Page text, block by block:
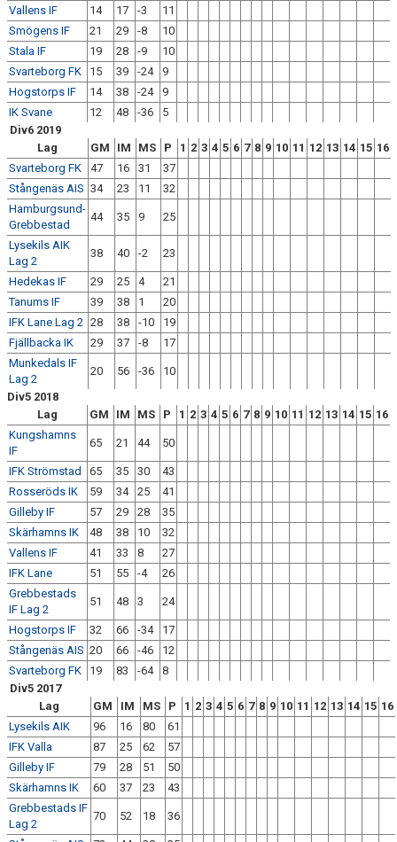
Vallens IF 14 17 -3
11
Smögens IF
21 29 -8
10
Stala IF
19 28 -9
10
Svarteborg FK
15 39 -24
9
Hogstorps IF
14 38 -24
9
IK Svane
12 48 -36
5
Div6 2019
Lag
GM IM MS P 1 2 3 4 5 6 7 8 9 10 11 12 13 14 15 16
Svarteborg FK
47 16 31
37
Stångenäs AIS 34 23 11
32
Hamburgsund-
Grebbestad
44 35 9 25
Lysekils AIK
Lag 2
38 40 -2 23
Hedekas IF 29 25 4
21
Tanums IF
39 38 1
20
IFK Lane Lag 2 28 38 -10
19
Fjällbacka IK
29 37 -8
17
Munkedals IF
Lag 2
20 56 -36
10
Div5 2018
Lag
GM IM MS P 1 2 3 4 5 6 7 8 9 10 11 12 13 14 15 16
Kungshamns
IF
65 21 44 50
IFK Strömstad 65 35 30
43
Rosseröds IK
59 34 25
41
Gilleby IF
57 29 28
35
Skärhamns IK
48 38 10
32
Vallens IF
41 33 8
27
IFK Lane
51 55 -4
26
Grebbestads
IF Lag 2
51 48 3 24
Hogstorps IF 32 66 -34
17
Stångenäs AIS 20 66 -46
12
Svarteborg FK
19 83 -64
8
Div5 2017
Lag
GM IM MS P 1 2 3 4 5 6 7 8 9 10 11 12 13 14 15 16
Lysekils AIK
96 16 80
61
IFK Valla
87 25 62
57
Gilleby IF
79 28 51
50
Skärhamns IK
60 37 23
43
Grebbestads IF
Lag 2
70 52 18 36